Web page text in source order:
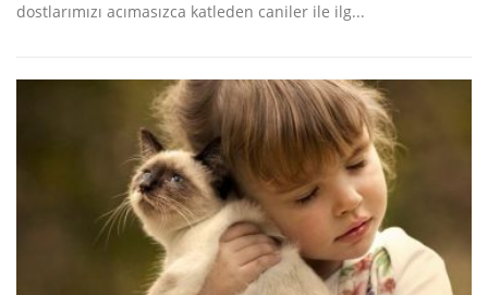
dostlarımızı acımasızca katleden caniler ile ilg...